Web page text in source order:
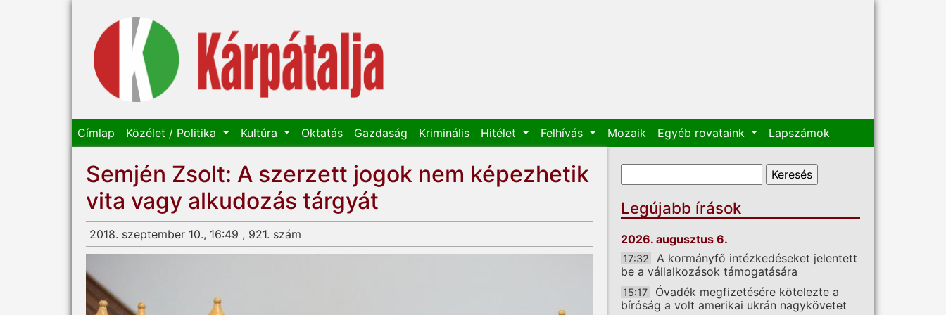
Címlap Közélet / Politika Kultúra Oktatás Gazdaság Kriminális Hitélet Felhívás Mozaik Egyéb rovataink Lapszámok
Semjén Zsolt: A szerzett jogok nem képezhetik
vita vagy alkudozás tárgyát
2018. szeptember 10., 16:49 , 921. szám
Keresés űrlap
Legújabb írások
2026. augusztus 6.
17:32
A kormányfő intézkedéseket jelentett
be a vállalkozások támogatására
15:17
Óvadék megfizetésére kötelezte a
bíróság a volt amerikai ukrán nagykövetet